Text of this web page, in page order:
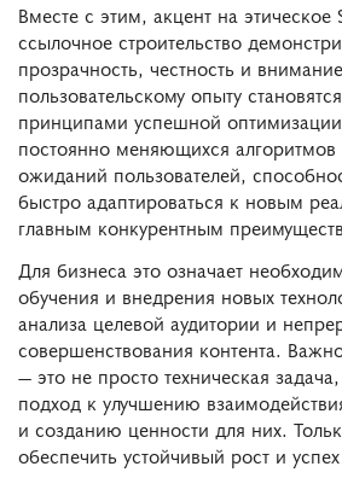
Вместе с этим, акцент на этическое
ссылочное строительство
прозрачность, честность и
пользовательскому опыту
принципами успешной
постоянно меняющихся алгоритмов
ожиданий пользователей,
быстро адаптироваться к новым
главным конкурентным
Для бизнеса это означает
обучения и внедрения новых
анализа целевой аудитории и
совершенствования контента.
— это не просто техническая
подход к улучшению
и созданию ценности для них.
обеспечить устойчивый рост и